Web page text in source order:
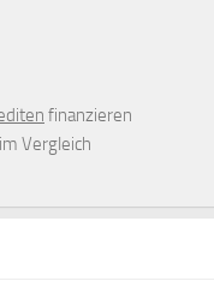
finanzieren
im Vergleich